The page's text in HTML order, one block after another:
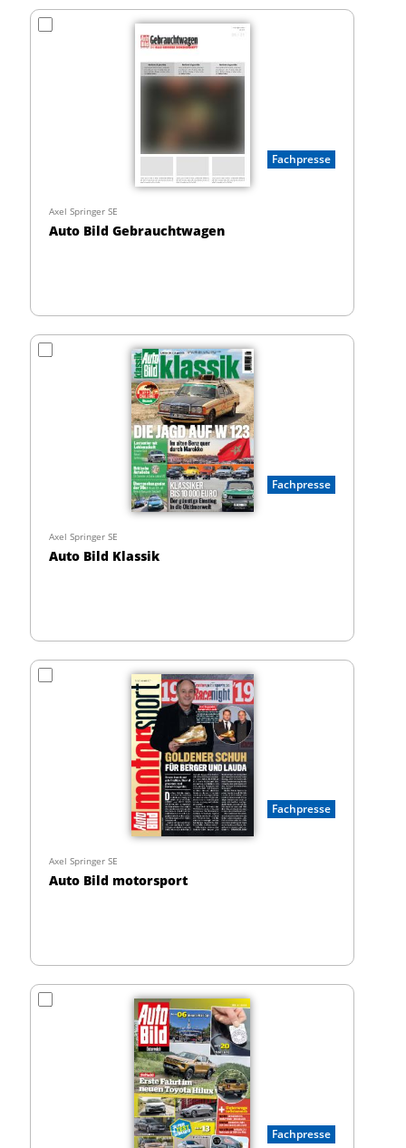
Fachpresse
Axel Springer SE
Auto Bild Gebrauchtwagen
Fachpresse
Axel Springer SE
Auto Bild Klassik
Fachpresse
Axel Springer SE
Auto Bild motorsport
Fachpresse